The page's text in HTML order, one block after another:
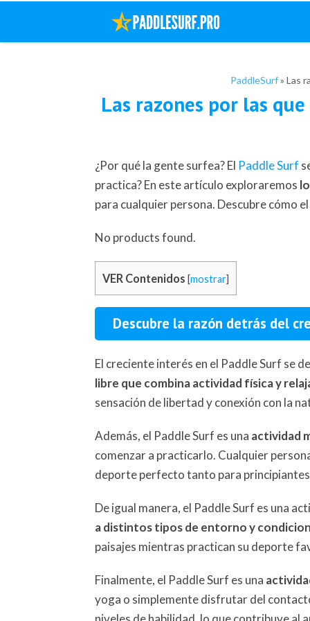
PaddleSurf» Las
Las razones por las
¿Por qué la gente surfea? El Paddle Surf
practica? En este artículo exploraremos
para cualquier persona. Descubre cómo
No products found.
VER Contenidos [mostrar]
Descubre la razón detrás del
El creciente interés en el Paddle Surf se
libre que combina actividad física y
sensación de libertad y conexión con la
Además, el Paddle Surf es una actividad
comenzar a practicarlo. Cualquier
deporte perfecto tanto para
De igual manera, el Paddle Surf es una
a distintos tipos de entorno y
paisajes mientras practican su deporte
Finalmente, el Paddle Surf es una
yoga o simplemente disfrutar del